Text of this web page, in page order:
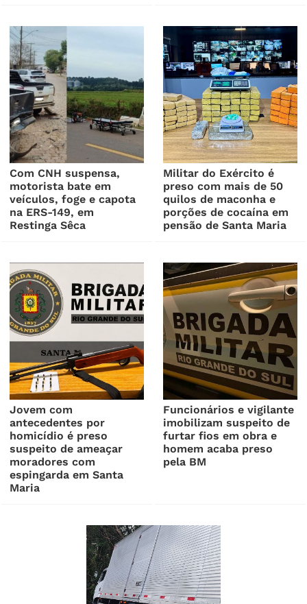
Com CNH suspensa,
motorista bate em
veículos, foge e capota
na ERS-149, em
Restinga Sêca
Militar do Exército é
preso com mais de 50
quilos de maconha e
porções de cocaína em
pensão de Santa Maria
Jovem com
antecedentes por
homicídio é preso
suspeito de ameaçar
moradores com
espingarda em Santa
Maria
Funcionários e vigilante
imobilizam suspeito de
furtar fios em obra e
homem acaba preso
pela BM